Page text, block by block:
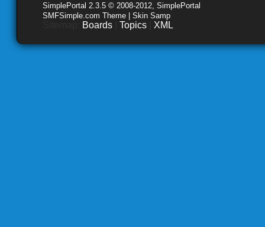
SimplePortal 2.3.5 © 2008-2012, SimplePortal
SMFSimple.com Theme | Skin Samp
Boards Topics XML